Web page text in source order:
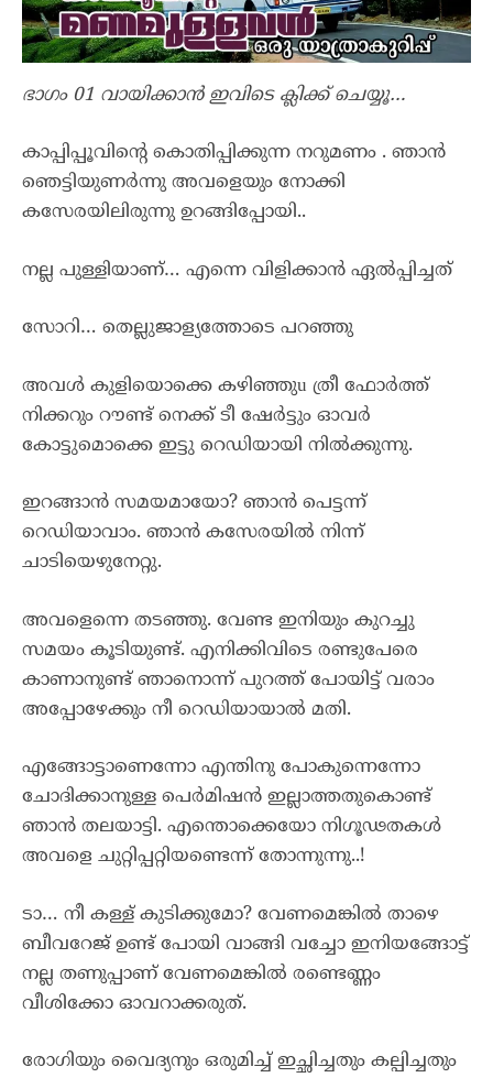
ഭാഗം 01 വായിക്കാൻ ഇവിടെ ക്ലിക്ക് ചെയ്യൂ…
കാപ്പിപ്പൂവിന്റെ കൊതിപ്പിക്കുന്ന നറുമണം . ഞാൻ
ഞെട്ടിയുണർന്നു അവളെയും നോക്കി
കസേരയിലിരുന്നു ഉറങ്ങിപ്പോയി..
നല്ല പുള്ളിയാണ്… എന്നെ വിളിക്കാൻ ഏൽപ്പിച്ചത്
സോറി… തെല്ലുജാള്യത്തോടെ പറഞ്ഞു
അവൾ കുളിയൊക്കെ കഴിഞ്ഞുu ത്രീ ഫോർത്ത്
നിക്കറും റൗണ്ട് നെക്ക് ടീ ഷേർട്ടും ഓവർ
കോട്ടുമൊക്കെ ഇട്ടു റെഡിയായി നിൽക്കുന്നു.
ഇറങ്ങാൻ സമയമായോ? ഞാൻ പെട്ടന്ന്
റെഡിയാവാം. ഞാൻ കസേരയിൽ നിന്ന്
ചാടിയെഴുനേറ്റു.
അവളെന്നെ തടഞ്ഞു. വേണ്ട ഇനിയും കുറച്ചു
സമയം കൂടിയുണ്ട്. എനിക്കിവിടെ രണ്ടുപേരെ
കാണാനുണ്ട് ഞാനൊന്ന് പുറത്ത് പോയിട്ട് വരാം
അപ്പോഴേക്കും നീ റെഡിയായാൽ മതി.
എങ്ങോട്ടാണെന്നോ എന്തിനു പോകുന്നെന്നോ
ചോദിക്കാനുള്ള പെർമിഷൻ ഇല്ലാത്തതുകൊണ്ട്
ഞാൻ തലയാട്ടി. എന്തൊക്കെയോ നിഗൂഢതകൾ
അവളെ ചുറ്റിപ്പറ്റിയണ്ടെന്ന് തോന്നുന്നു..!
ടാ… നീ കള്ള് കുടിക്കുമോ? വേണമെങ്കിൽ താഴെ
ബീവറേജ് ഉണ്ട് പോയി വാങ്ങി വച്ചോ ഇനിയങ്ങോട്ട്
നല്ല തണുപ്പാണ് വേണമെങ്കിൽ രണ്ടെണ്ണം
വീശിക്കോ ഓവറാക്കരുത്.
രോഗിയും വൈദ്യനും ഒരുമിച്ച് ഇച്ഛിച്ചതും കല്പിച്ചതും